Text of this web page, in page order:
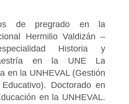
de pregrado en la
Hermilio Valdizán –
Historia y
en la UNE La
en la UNHEVAL (Gestión
Doctorado en
en la UNHEVAL.